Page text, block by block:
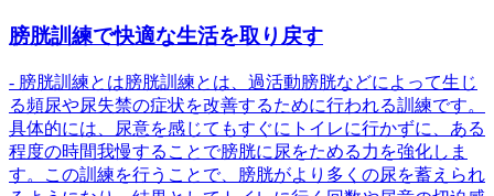
膀胱訓練で快適な生活を取り戻す
- 膀胱訓練とは膀胱訓練とは、過活動膀胱などによって生じ
る頻尿や尿失禁の症状を改善するために行われる訓練です。
具体的には、尿意を感じてもすぐにトイレに行かずに、ある
程度の時間我慢することで膀胱に尿をためる力を強化しま
す。この訓練を行うことで、膀胱がより多くの尿を蓄えられ